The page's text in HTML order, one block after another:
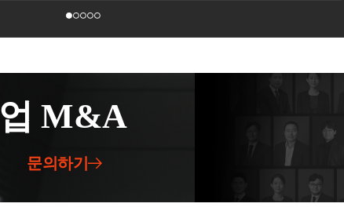
은 안내문 하단에 기재된 담당 조사관(안내문
보낸 사람)에게 전화 또는 내방하여 문의하는
서 불필요하게 과도한 공포나 불안한 마음을
, 반대로 될대로 대라는 식의 무대응이나 지나
가 된 것이 아닌가 생각합니다(아무리 사업
... 쑥스럽긴 하네요 ㅋㅋㅋ).저는, 저의 세무서
뢰인께서도 매우 좋아하시더라구요. 고충민원
가 있으시면 허프로에게 주저하지 말고 바
관 없습니다. 이번 의뢰인께서도 저희 사무
여름 더위에 건강 유의하시고, 하루 하루 행
M&A
문의하기